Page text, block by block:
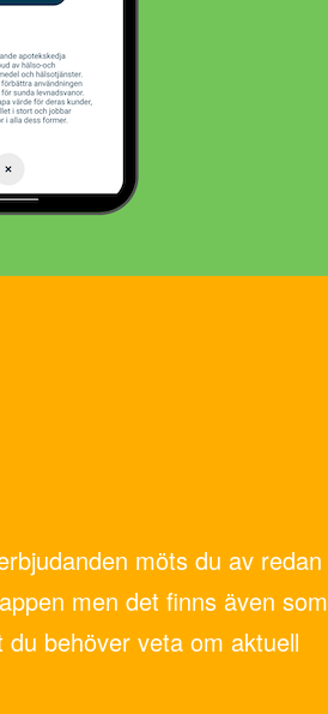
möts du av redan
men det finns även som
behöver veta om aktuell